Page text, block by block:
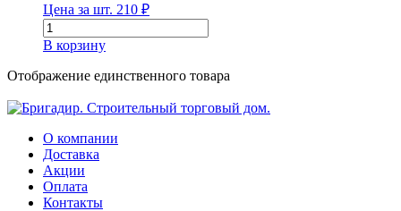
Диаметр
Диаметр наружный
Диаметр наружный
Диаметр внутренний
Цена за шт. 210 ₽
Количество
товара
Полоса
для
1000х300х8
В корзину
Отображение единственного товара
О компании
Доставка
Акции
Оплата
Контакты